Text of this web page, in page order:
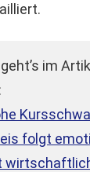
im
folgt